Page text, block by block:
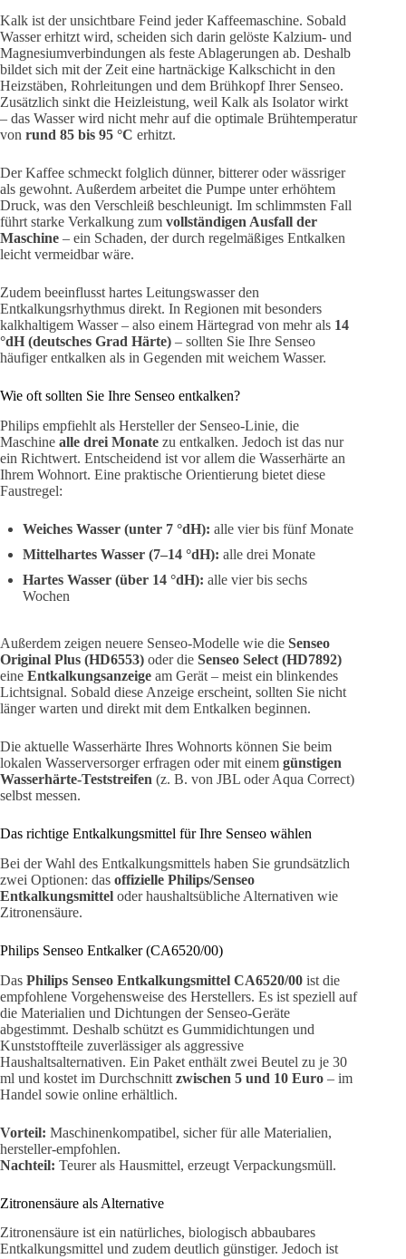
Kalk ist der unsichtbare Feind jeder Kaffeemaschine. Sobald
Wasser erhitzt wird, scheiden sich darin gelöste Kalzium- und
Magnesiumverbindungen als feste Ablagerungen ab. Deshalb
bildet sich mit der Zeit eine hartnäckige Kalkschicht in den
Heizstäben, Rohrleitungen und dem Brühkopf Ihrer Senseo.
Zusätzlich sinkt die Heizleistung, weil Kalk als Isolator wirkt
– das Wasser wird nicht mehr auf die optimale Brühtemperatur
von rund 85 bis 95 °C erhitzt.
Der Kaffee schmeckt folglich dünner, bitterer oder wässriger
als gewohnt. Außerdem arbeitet die Pumpe unter erhöhtem
Druck, was den Verschleiß beschleunigt. Im schlimmsten Fall
führt starke Verkalkung zum vollständigen Ausfall der
Maschine – ein Schaden, der durch regelmäßiges Entkalken
leicht vermeidbar wäre.
Zudem beeinflusst hartes Leitungswasser den
Entkalkungsrhythmus direkt. In Regionen mit besonders
kalkhaltigem Wasser – also einem Härtegrad von mehr als 14
°dH (deutsches Grad Härte) – sollten Sie Ihre Senseo
häufiger entkalken als in Gegenden mit weichem Wasser.
Wie oft sollten Sie Ihre Senseo entkalken?
Philips empfiehlt als Hersteller der Senseo-Linie, die
Maschine alle drei Monate zu entkalken. Jedoch ist das nur
ein Richtwert. Entscheidend ist vor allem die Wasserhärte an
Ihrem Wohnort. Eine praktische Orientierung bietet diese
Faustregel:
Weiches Wasser (unter 7 °dH): alle vier bis fünf Monate
Mittelhartes Wasser (7–14 °dH): alle drei Monate
Hartes Wasser (über 14 °dH): alle vier bis sechs
Wochen
Außerdem zeigen neuere Senseo-Modelle wie die Senseo
Original Plus (HD6553) oder die Senseo Select (HD7892)
eine Entkalkungsanzeige am Gerät – meist ein blinkendes
Lichtsignal. Sobald diese Anzeige erscheint, sollten Sie nicht
länger warten und direkt mit dem Entkalken beginnen.
Die aktuelle Wasserhärte Ihres Wohnorts können Sie beim
lokalen Wasserversorger erfragen oder mit einem günstigen
Wasserhärte-Teststreifen (z. B. von JBL oder Aqua Correct)
selbst messen.
Das richtige Entkalkungsmittel für Ihre Senseo wählen
Bei der Wahl des Entkalkungsmittels haben Sie grundsätzlich
zwei Optionen: das offizielle Philips/Senseo
Entkalkungsmittel oder haushaltsübliche Alternativen wie
Zitronensäure.
Philips Senseo Entkalker (CA6520/00)
Das Philips Senseo Entkalkungsmittel CA6520/00 ist die
empfohlene Vorgehensweise des Herstellers. Es ist speziell auf
die Materialien und Dichtungen der Senseo-Geräte
abgestimmt. Deshalb schützt es Gummidichtungen und
Kunststoffteile zuverlässiger als aggressive
Haushaltsalternativen. Ein Paket enthält zwei Beutel zu je 30
ml und kostet im Durchschnitt zwischen 5 und 10 Euro – im
Handel sowie online erhältlich.
Vorteil: Maschinenkompatibel, sicher für alle Materialien,
hersteller-empfohlen.
Nachteil: Teurer als Hausmittel, erzeugt Verpackungsmüll.
Zitronensäure als Alternative
Zitronensäure ist ein natürliches, biologisch abbaubares
Entkalkungsmittel und zudem deutlich günstiger. Jedoch ist